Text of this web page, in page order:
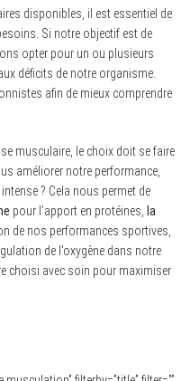
disponibles, il est essentiel de
Si notre objectif est de
opter pour un ou plusieurs
déficits de notre organisme.
afin de mieux comprendre
musculaire, le choix doit se faire
améliorer notre performance,
? Cela nous permet de
pour l’apport en protéines,
la
de nos performances sportives,
de l’oxygène dans notre
choisi avec soin pour maximiser